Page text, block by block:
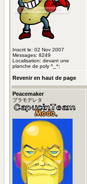
Inscrit le: 02 Nov 2007
Messages: 8249
Localisation: devant une
planche de poly ^_^;
Revenir en haut de page
Peacemaker
プラモデレタ